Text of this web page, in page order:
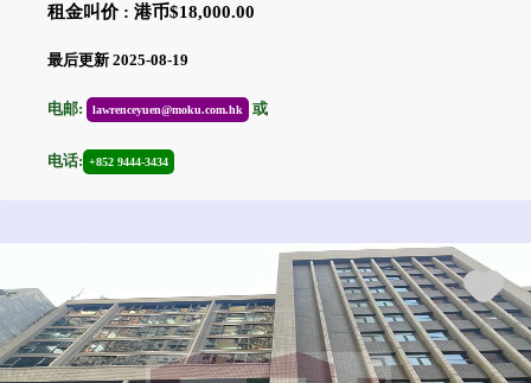
租金叫价 : 港币$18,000.00
最后更新 2025-08-19
电邮: lawrenceyuen@moku.com.hk 或
电话: +852 9444-3434